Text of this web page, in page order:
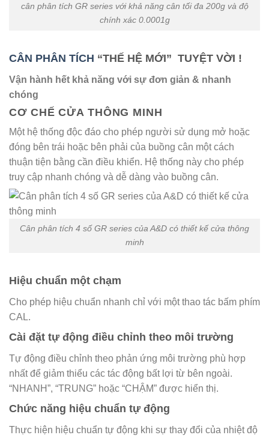
cân phân tích GR series với khả năng cân tối đa 200g và độ
chính xác 0.0001g
CÂN PHÂN TÍCH “THẾ HỆ MỚI” TUYỆT VỜI !
Vận hành hết khả năng với sự đơn giản & nhanh
chóng
CƠ CHẾ CỬA THÔNG MINH
Một hệ thống độc đáo cho phép người sử dụng mở hoặc
đóng bên trái hoặc bên phải của buồng cân một cách
thuận tiện bằng cần điều khiển. Hệ thống này cho phép
truy cập nhanh chóng và dễ dàng vào buồng cân.
Cân phân tích 4 số GR series của A&D có thiết kế cửa thông
minh
Hiệu chuẩn một chạm
Cho phép hiệu chuẩn nhanh chỉ với một thao tác bấm phím
CAL.
Cài đặt tự động điều chỉnh theo môi trường
Tự động điều chỉnh theo phản ứng môi trường phù hợp
nhất để giảm thiểu các tác động bất lợi từ bên ngoài.
“NHANH”, “TRUNG” hoặc “CHẬM” được hiển thị.
Chức năng hiệu chuẩn tự động
Thực hiện hiệu chuẩn tự động khi sự thay đổi của nhiệt độ